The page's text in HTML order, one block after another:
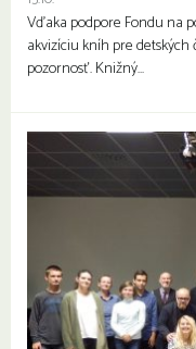
Vďaka podpore Fondu na
akvizíciu kníh pre
pozornosť. Knižný…